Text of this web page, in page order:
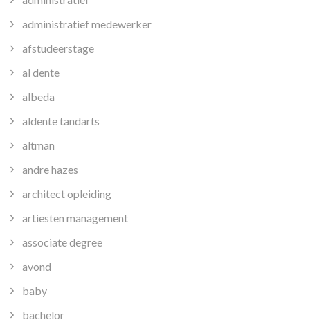
administratief medewerker
afstudeerstage
al dente
albeda
aldente tandarts
altman
andre hazes
architect opleiding
artiesten management
associate degree
avond
baby
bachelor